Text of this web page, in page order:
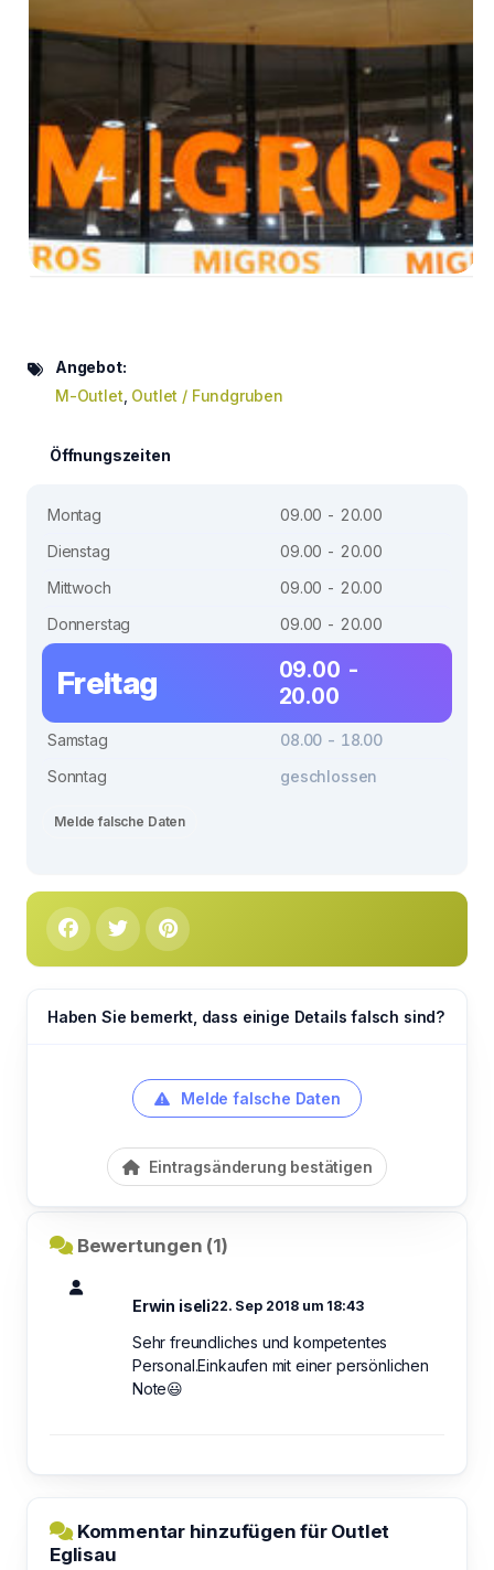
Angebot:
M-Outlet Outlet / Fundgruben
Öffnungszeiten
Montag
09.00 - 20.00
Dienstag
09.00 - 20.00
Mittwoch
09.00 - 20.00
Donnerstag
09.00 - 20.00
Freitag
09.00 -
20.00
Samstag
08.00 - 18.00
Sonntag
geschlossen
Melde falsche Daten
Haben Sie bemerkt, dass einige Details falsch sind?
Melde falsche Daten
Eintragsänderung bestätigen
Bewertungen (1)
Erwin iseli22. Sep 2018 um 18:43
Sehr freundliches und kompetentes
Personal.Einkaufen mit einer persönlichen
Note😃
Kommentar hinzufügen für Outlet
Eglisau